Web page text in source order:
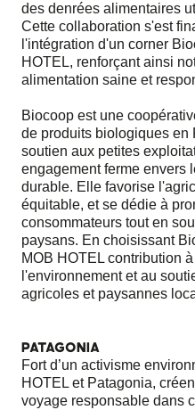
des denrées alimentaires
Cette collaboration s'est
l'intégration d'un corner
HOTEL, renforçant ainsi
alimentation saine et
Biocoop est une
de produits biologiques en
soutien aux petites
engagement ferme envers
durable. Elle favorise
équitable, et se dédie à
consommateurs tout en
paysans. En choisissant
MOB HOTEL contribution
l'environnement et au
agricoles et paysannes
PATAGONIA
Fort d’un activisme
HOTEL et Patagonia,
voyage responsable dans